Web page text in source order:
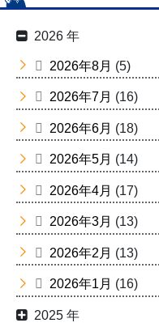
2026 年
2026年8月 (5)
2026年7月 (16)
2026年6月 (18)
2026年5月 (14)
2026年4月 (17)
2026年3月 (13)
2026年2月 (13)
2026年1月 (16)
2025 年